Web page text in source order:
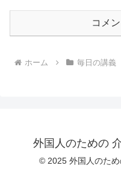
コメ
ホーム 毎日の講義
外国人のための
© 2025 外国人のた